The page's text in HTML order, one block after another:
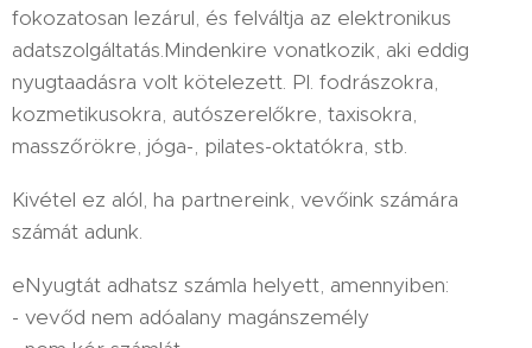
fokozatosan lezárul, és felváltja az elektronikus
adatszolgáltatás.Mindenkire vonatkozik, aki eddig
nyugtaadásra volt kötelezett. Pl. fodrászokra,
kozmetikusokra, autószerelőkre, taxisokra,
masszőrökre, jóga-, pilates-oktatókra, stb.
Kivétel ez alól, ha partnereink, vevőink számára
számát adunk.
eNyugtát adhatsz számla helyett, amennyiben:
- vevőd nem adóalany magánszemély